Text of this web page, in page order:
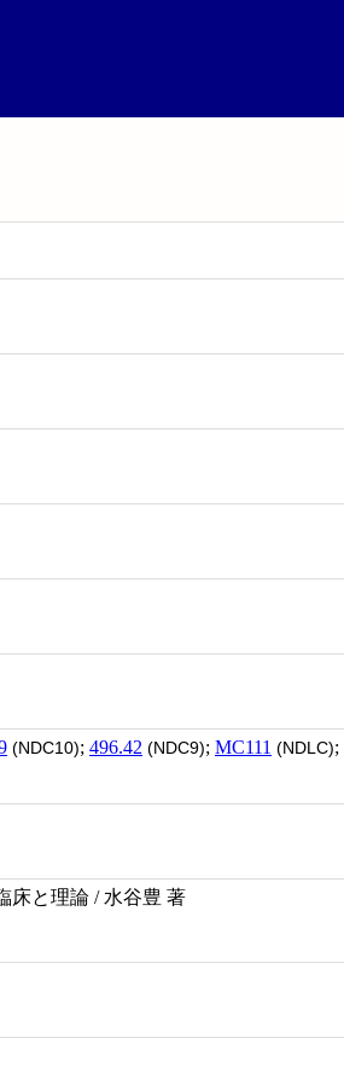
(NDC10); 496.42 (NDC9); MC111 (NDLC);
床と理論 / 水谷豊 著